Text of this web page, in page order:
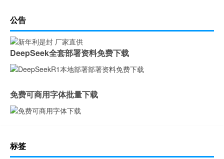
公告
DeepSeek全套部署资料免费下载
免费可商用字体批量下载
标签